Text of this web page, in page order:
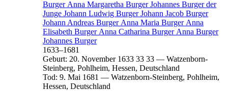
Burger Anna Margaretha Burger Johannes Burgerder
Junge Johann Ludwig Burger Johann Jacob Burger
Johann Andreas Burger Anna Maria Burger Anna
Elisabeth Burger Anna Catharina Burger Anna Burger
Johannes Burger
1633–1681
Geburt: 20. November 1633 33 33 — Watzenborn-
Steinberg, Pohlheim, Hessen, Deutschland
Tod: 9. Mai 1681 — Watzenborn-Steinberg, Pohlheim,
Hessen, Deutschland